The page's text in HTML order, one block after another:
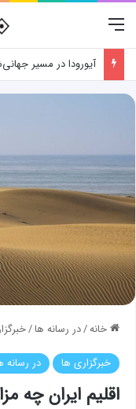
منو
آیورودا در مسیر
خانه/در رسانه ها/
خبرگزاری ها در رسانه
اقلیم ایران چه